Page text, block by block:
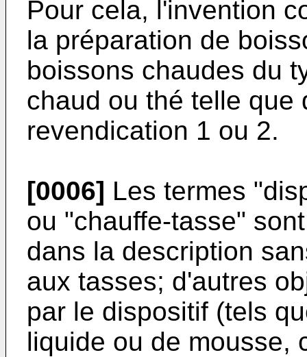
Pour cela, l'invention
la préparation de
boissons chaudes du
chaud ou thé telle que
revendication 1 ou 2.
[0006] Les termes
ou "chauffe-tasse"
dans la description
aux tasses; d'autres
par le dispositif (tels
liquide ou de mousse,